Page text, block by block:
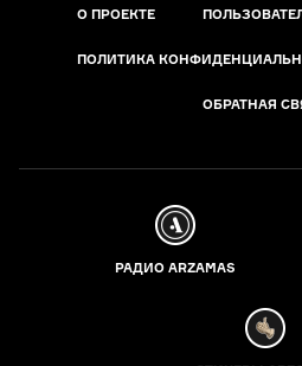
О ПРОЕКТЕ
ПОЛИТИКА
ОБРАТНАЯ
РАДИО ARZAMAS